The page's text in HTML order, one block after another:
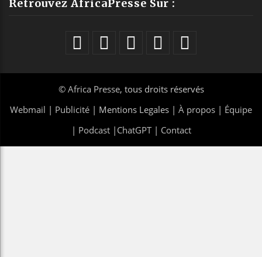
Retrouvez AfricaPresse Sur :
© Africa Presse, tous droits réservés
Webmail | Publicité | Mentions Legales | À propos | Équipe
| Podcast| ChatGPT| Contact